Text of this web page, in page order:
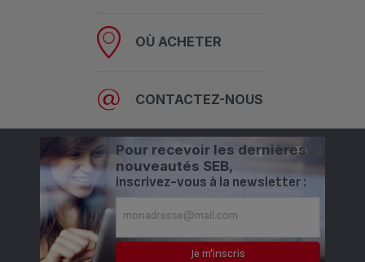
OÙ ACHETER
CONTACTEZ-NOUS
Pour recevoir les dernières
nouveautés SEB,
inscrivez-vous à la newsletter :